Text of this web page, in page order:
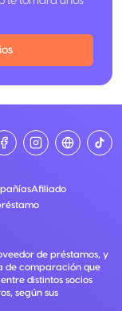
Afiliado
de préstamos, y
de comparación que
distintos socios
según sus